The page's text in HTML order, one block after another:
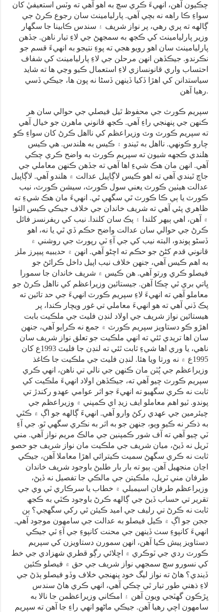
چڪيون آهن، انهيءَ ڪري سچ به اهو آهي ته وٽس استعيفيٰ کان
سواءِ ڪا راهه نه بچي آهي. پارليامينٽ سان رجوع ڪرڻ جي
ڳالهه ته پري رهي، پر نواز شريف ۽ سندس ڪابينا جا سگهار
وزير پارليامينٽ کي ڪجھ به سمجهڻ جي لاءِ تيار ناهن. جڏهن
پارليامينٽ سان اهو رويو هجي ته پوءِ نتيجو به انهيءَ قسم جو
نڪرندو. جيڪڏهن انهن مرحلن جي لاءِ پارليامينٽ کي شفاف
احتساب واري قانونسازي لاءِ استعمال ڪيو وڃي ها ته شايد
سياستدانن کي اهڙا ڏکيا ڏينهن ڏسڻا نه پون ها، جيڪي ڏسي
رهيا آهن.
سپريم ڪورث جي محفوظ ٿيل فيصلي جي حوالي سان هر
ڪنهن جي پنهنجي راءِ آهي. ڪجھ قانوني ماهرن جو خيال آهي
ته سپريم ڪورٽ وٽ وزيراعظم کي نااهل ڪرڻ کان سواءِ ڪو
چارو ڪونهي. نااهل به ٿيندو ۽ ڪيس به هلندس. هي ڪيس
هلندي ڪجهه شيون ته سپريم ڪورٽ به واضح ڪري چڪي
آهي. انهن مان هڪ شيءِ اها آهي ته جڏهن ڪنهن معاملي جي
جاچ ٿيندي آهي ته اهو ڪيس لاڳاپيل عدالت ۾ هلندو آهي. لاڳاپيل
عدالت هيٺين ڪورٽ يعني سول ڪورٽ، سيشن ڪورٽ، نيب
ڪورٽ يا ٻي ڪا ڪورٽ ٿي سگهي ٿي. انهيءَ مان هڪ شيءِ ته
ظاهري پئي آهي ته شريف خاندان جي خلاف جيڪي ڪيس التوا
۾ آهن، اهي ٻيهر کلندا ۽ پڪ سان کلندا. نيب کي ريفرنسز فائل
ڪرڻ جي حوالي سان عدالت واضح حڪم ڏي ٿي يا نه، اهو
ڏسڻو پوندو، البته نيب کي جي آءِ ٽي رپورٽ جي روشني ۾
قانوني قدم کڻڻ جو حڪم ته اچڻو آهي. انهن ۾ حديبيه پيپرز ملز
به اهم ڪيس آهي، جنهن خلاف نيب اپيل داخل ڪرائڻ جو
فيصلو ڪري ورتو آهي. هن ڪيس ۾ شريف خاندان جا سمورا
ڀاتي بري ٿي چڪا آهن. جيستائين وزيراعظم کي نااهل ڪرڻ جو
معاملو آهي ته انهيءَ لاءِ سپريم ڪورٽ انهيءَ جي حد تائين ته
پڪ ڏني آهي ته هو انهيءَ معاملي تي غور ويچار ڪندا، پر
هيستائين نواز شريف جي اولاد لنڊن فليٽ جي ملڪيت بابت
اهڙو ڪو دستاويز سپريم ڪورٽ ۾ جمع نه ڪرايو آهي، جنهن
سان اها تريدي ٿئي ته انهي ملڪيت جو تعلق نواز شريف سان
ناهي، يا وري اها شيءِ ثابت ٿئي ته لنڊن جا فليٽ 1993ع کان
1995ع ۾ نه ورتا ويا هئا. لنڊن فليٽ جي ملڪيت جا ڪاغذ
وزيراعظم جي پُٽن مان ڪنهن جي نالي تي ناهن، انهي ڪري
سپريم ڪورٽ چيو آهي ته، جيڪڏهن اولاد انهيءَ ملڪيت کي
ثابت نه ڪري سگهيو ته انهيءَ جو اثر عوامي عهدو رکندڙ تي
پوندو. ٽيو اهم معاملو ايف زيڊ اي ڪمپني ۾ وزيراعظم جي
چيئرمين جي عهدي رکڻ وارو آهي. انهيءَ ڳالهه جو اڳ ۾ ڪٿي
به ذڪر نه ڪيو ويو، جنهن جو به اثر به نڪري سگهي ٿو. جي آءِ
ٽي چيو آهي ته آف شور ڪمپنين جي مالڪ مريم نواز آهي. مني
ٽريل نه ڏيڻ، ميان شريف جي ملڪيت مان نواز شريف جو حصو
ثابت نه ڪري سگهڻ سميت ڪيترائي اهڙا معاملا آهن، جيڪي
اڃان منجهيل آهن. ٻيو ته بار بار طلبڻ باوجود شريف خاندان
طرفان مني ٽريل، ملڪيتن جي مالڪي جا تفصيل نه ڏيڻ،
وزيراعظم طرفان اسيمبلي ۾ خطاب يا سرڪاري ٽي وي جي
تقرير تي حساب ڏيڻ جي ڳالهه ڪرڻ باوجود ڪٿي به ڪجھ
ثابت نه ڪرڻ تي رليف جي اميد ڪيئن ٿي رکي سگهجي؟ ٻن
ججن جو اڳ ۾ ڪيل فيصلو به عدالت جي سامهون موجود آهي.
انهيءَ کانپوءِ سٺ ڏينهن جي محنت کانپوءِ جي آءِ ٽي جيڪي
دستاويز پيش ڪيا آهن، انهن سمورن دستاويزن کي سپريم
ڪورٽ ردي جي ٽوڪري ۾ اڇلائي رڳو قطري شهزادي جي خط
کي نسورو سچ سمجهي نواز شريف جي حق ۾ فيصلو ڪئين
ڏيندي؟ هاڻ ته نواز ليگ خود پنهنجي خلاف وڏو فيصلو ٻڌڻ جي
لاءِ ذهني طور تيار ٿي چڪي آهي، انهي ڪري هاڻ سندس
ڀڙڪون گھٽجي ويون آهن ۽ امڪاني وزيراعظمن جا نالا به
سامهون اچي رهيا آهن. جيڪي ماڻهو انهي راءِ جا آهن ته سپريم